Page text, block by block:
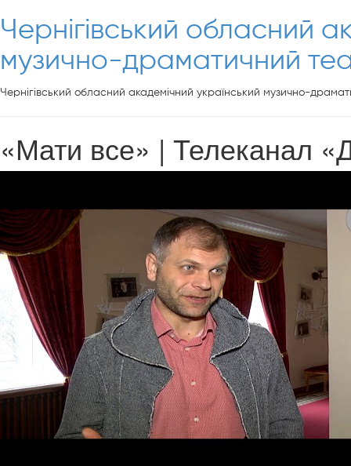
Чернігівський обласний
музично-драматичний
Чернігівський обласний академічний український музично-
«Мати все» | Телеканал